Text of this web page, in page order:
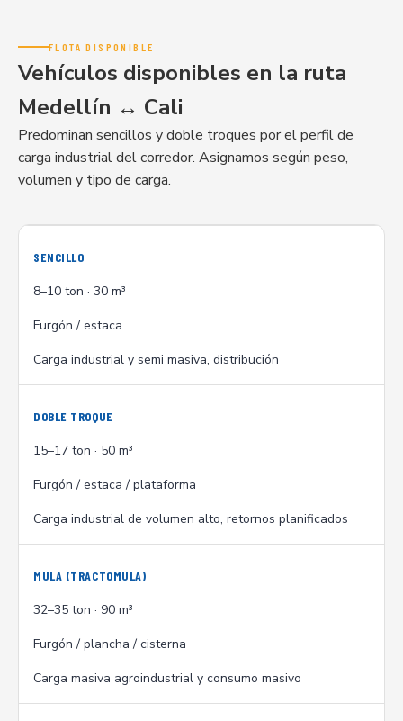
FLOTA DISPONIBLE
Vehículos disponibles en la ruta
Medellín ↔ Cali
Predominan sencillos y doble troques por el perfil de
carga industrial del corredor. Asignamos según peso,
volumen y tipo de carga.
SENCILLO
8–10 ton · 30 m³
Furgón / estaca
Carga industrial y semi masiva, distribución
DOBLE TROQUE
15–17 ton · 50 m³
Furgón / estaca / plataforma
Carga industrial de volumen alto, retornos planificados
MULA (TRACTOMULA)
32–35 ton · 90 m³
Furgón / plancha / cisterna
Carga masiva agroindustrial y consumo masivo